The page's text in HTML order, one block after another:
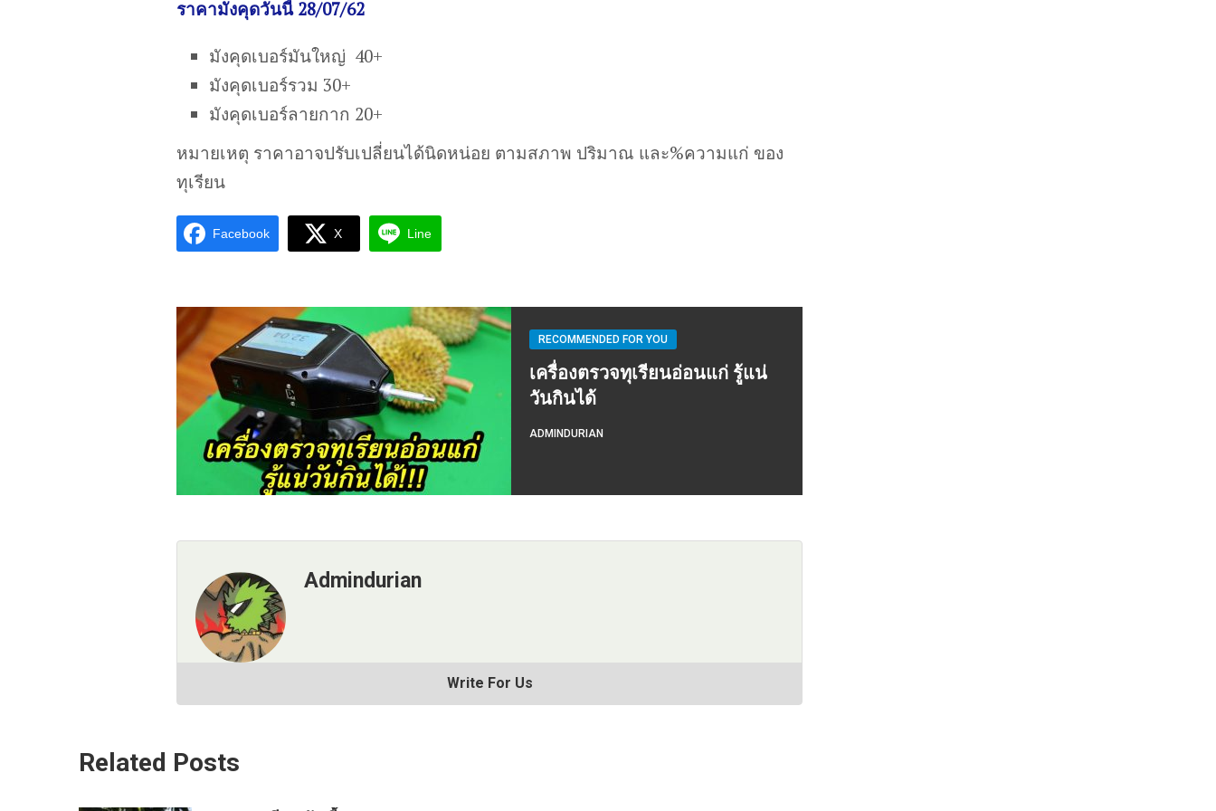
ราคามังคุดวันนี้ 28/07/62
มังคุดเบอร์มันใหญ่ 40+
มังคุดเบอร์รวม 30+
มังคุดเบอร์ลายกาก 20+
หมายเหตุ ราคาอาจปรับเปลี่ยนได้นิดหน่อย ตามสภาพ ปริมาณ และ%ความแก่ ของ
ทุเรียน
Facebook X Line
RECOMMENDED FOR YOU
เครื่องตรวจทุเรียนอ่อนแก่ รู้แน่
วันกินได้
ADMINDURIAN
Admindurian
Write For Us
Related Posts